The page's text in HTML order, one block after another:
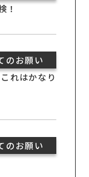
！
のお願い
れはかなり
のお願い